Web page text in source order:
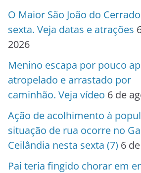
O Maior São João do
sexta. Veja datas e atrações
2026
Menino escapa por pouco
atropelado e arrastado por
caminhão. Veja vídeo 6 de
Ação de acolhimento à
situação de rua ocorre no
Ceilândia nesta sexta (7) 6
Pai teria fingido chorar em